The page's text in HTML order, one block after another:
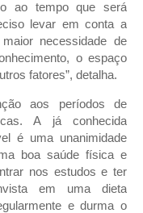
ao tempo que será
levar em conta a
necessidade de
o espaço
fatores”, detalha.
aos períodos de
A já conhecida
é uma unanimidade
boa saúde física e
nos estudos e ter
em uma dieta
e durma o